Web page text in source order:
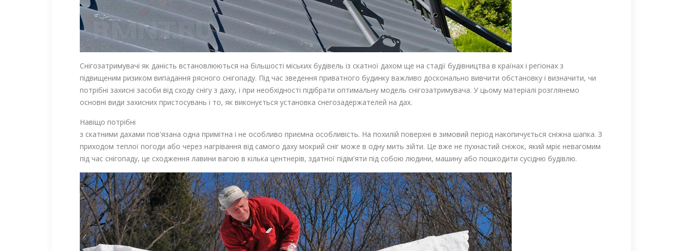
Снігозатримувачі як даність встановлюються на більшості міських будівель із скатної дахом ще на стадії будівництва в країнах і регіонах з
підвищеним ризиком випадання рясного снігопаду. Під час зведення приватного будинку важливо досконально вивчити обстановку і визначити, чи
потрібні захисні засоби від сходу снігу з даху, і при необхідності підібрати оптимальну модель снігозатримувача. У цьому матеріалі розглянемо
основні види захисних пристосувань і то, як виконується установка снегозадержателей на дах.
Навіщо потрібні
з скатними дахами пов'язана одна примітна і не особливо приємна особливість. На похилій поверхні в зимовий період накопичується сніжна шапка. З
приходом теплої погоди або через нагрівання від самого даху мокрий сніг може в одну мить зійти. Це вже не пухнастий сніжок, який мріє невагомим
під час снігопаду, це сходження лавини вагою в кілька центнерів, здатної підім'яти під собою людини, машину або пошкодити сусідню будівлю.